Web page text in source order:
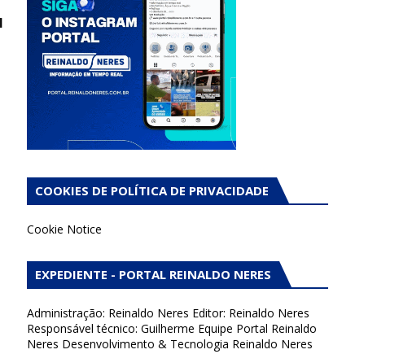
COOKIES DE POLÍTICA DE PRIVACIDADE
Cookie Notice
EXPEDIENTE - PORTAL REINALDO NERES
Administração: Reinaldo Neres Editor: Reinaldo Neres
Responsável técnico: Guilherme Equipe Portal Reinaldo
Neres Desenvolvimento & Tecnologia Reinaldo Neres